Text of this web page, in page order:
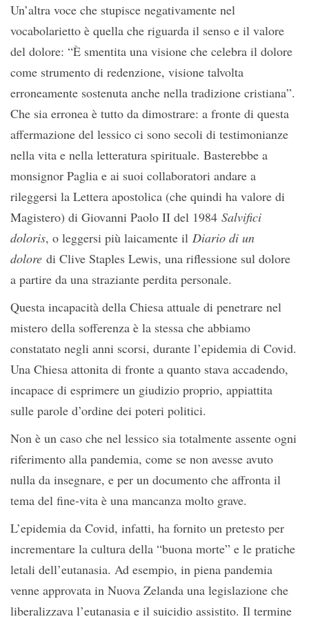
Un’altra voce che stupisce negativamente nel
vocabolarietto è quella che riguarda il senso e il valore
del dolore: “È smentita una visione che celebra il dolore
come strumento di redenzione, visione talvolta
erroneamente sostenuta anche nella tradizione cristiana”.
Che sia erronea è tutto da dimostrare: a fronte di questa
affermazione del lessico ci sono secoli di testimonianze
nella vita e nella letteratura spirituale. Basterebbe a
monsignor Paglia e ai suoi collaboratori andare a
rileggersi la Lettera apostolica (che quindi ha valore di
Magistero) di Giovanni Paolo II del 1984 Salvifici
doloris, o leggersi più laicamente il Diario di un
dolore di Clive Staples Lewis, una riflessione sul dolore
a partire da una straziante perdita personale.
Questa incapacità della Chiesa attuale di penetrare nel
mistero della sofferenza è la stessa che abbiamo
constatato negli anni scorsi, durante l’epidemia di Covid.
Una Chiesa attonita di fronte a quanto stava accadendo,
incapace di esprimere un giudizio proprio, appiattita
sulle parole d’ordine dei poteri politici.
Non è un caso che nel lessico sia totalmente assente ogni
riferimento alla pandemia, come se non avesse avuto
nulla da insegnare, e per un documento che affronta il
tema del fine-vita è una mancanza molto grave.
L’epidemia da Covid, infatti, ha fornito un pretesto per
incrementare la cultura della “buona morte” e le pratiche
letali dell’eutanasia. Ad esempio, in piena pandemia
venne approvata in Nuova Zelanda una legislazione che
liberalizzava l’eutanasia e il suicidio assistito. Il termine